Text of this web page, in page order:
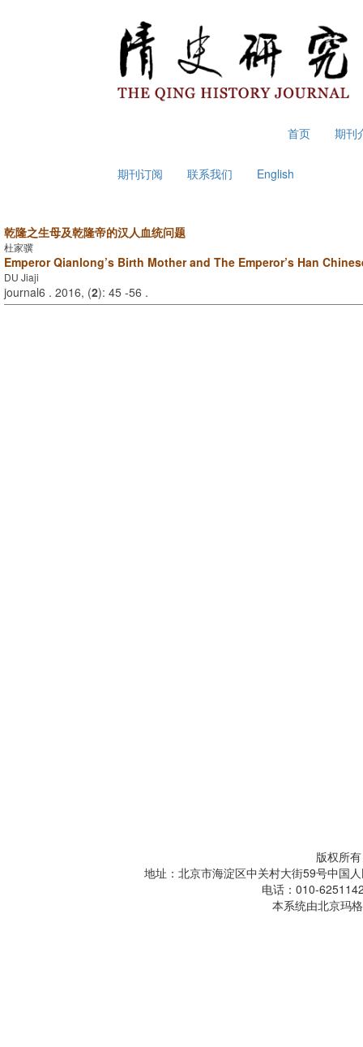
首页 期刊
期刊订阅 联系我们 English
乾隆之生母及乾隆帝的汉人血统问题
杜家骥
Emperor Qianlong’s Birth Mother and The Emperor’s Han
DU Jiaji
journal6 . 2016, (2): 45 -56 .
版权所
地址：北京市海淀区中关村大街59号中
电话：010-
本系统由北京玛